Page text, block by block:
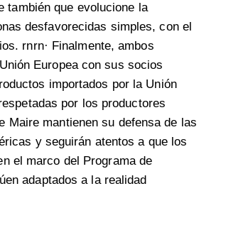
también que evolucione la
desfavorecidas simples, con el
rnrn· Finalmente, ambos
Europea con sus socios
importados por la Unión
por los productores
Maire mantienen su defensa de las
y seguirán atentos a que los
el marco del Programa de
adaptados a la realidad